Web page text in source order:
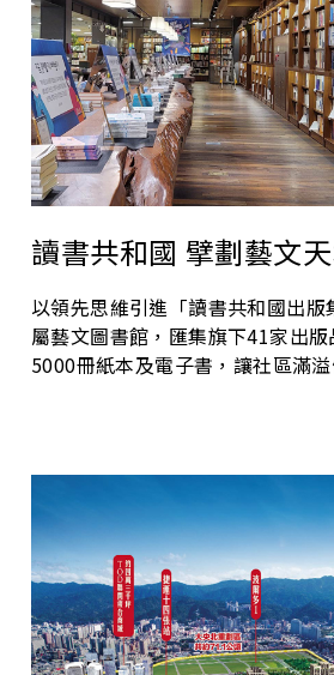
讀書共和國 擘劃藝文
以領先思維引進「讀書共和國出
屬藝文圖書館，匯集旗下41家出
5000冊紙本及電子書，讓社區滿